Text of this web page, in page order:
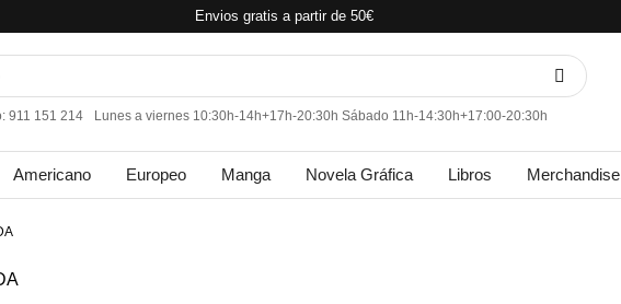
Envios gratis a partir de 50€
911 151 214 Lunes a viernes 10:30h-14h+17h-20:30h Sábado 11h-14:30h+17:00-20:30h
Americano Europeo Manga Novela Gráfica Libros Merchandise